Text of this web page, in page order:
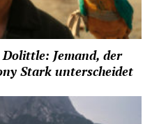
Jemand, der
Stark unterscheidet